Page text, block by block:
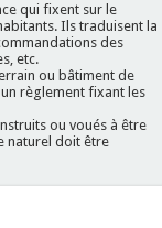
qui fixent sur le
Ils traduisent la
des
etc.
ou bâtiment de
un règlement fixant les
ou voués à être
naturel doit être